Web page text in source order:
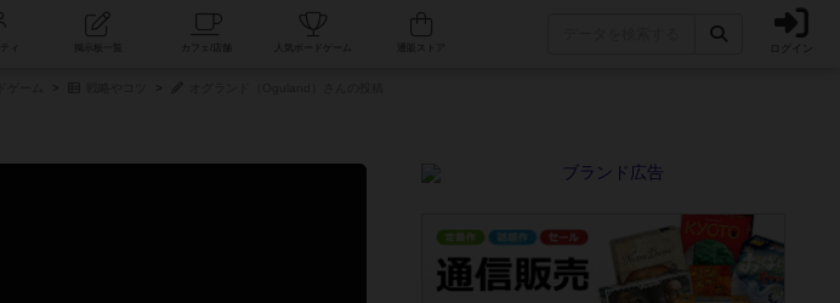
コミュニティ 人気ボードゲーム ログイン